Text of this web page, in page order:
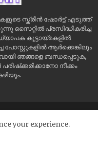
സ്ക്രീൻ ഷോർട്ട് എടുത്ത്
സൈറ്റിൽ പ്രസിദ്ധീകരിച്ച
കൂട്ടായ്മകളിൽ
പോസ്റ്റുകളിൽ ആർക്കെങ്കിലും
ഞങ്ങളെ ബന്ധപ്പെടുക,
നീക്കം
your experience.